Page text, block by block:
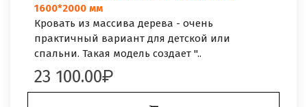
1600*2000 мм
Кровать из массива дерева - очень
практичный вариант для детской или
спальни. Такая модель создает "..
23 100.00